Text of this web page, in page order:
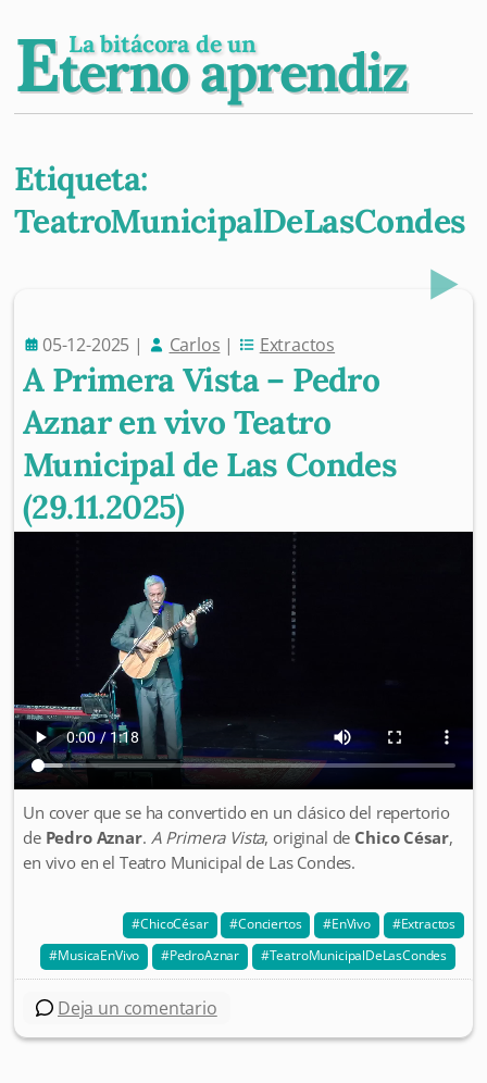
Eterno aprendiz
La bitácora de un
Etiqueta:
TeatroMunicipalDeLasCondes
05-12-2025 | Carlos | Extractos
A Primera Vista – Pedro
Aznar en vivo Teatro
Municipal de Las Condes
(29.11.2025)
Un cover que se ha convertido en un clásico del repertorio
de Pedro Aznar. A Primera Vista, original de Chico César,
en vivo en el Teatro Municipal de Las Condes.
ChicoCésar Conciertos EnVivo
Extractos
MusicaEnVivo
PedroAznar TeatroMunicipalDeLasCondes
Deja un comentario